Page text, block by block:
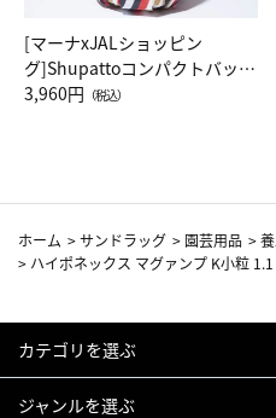
[マーナxJALショッピン
グ]Shupattoコンパクトバッグ
Drop JAL客室乗務員（LC）ス
3,960円 （税込）
ホーム >サンドラッグ > 園芸用品 >
> ハイポネックス マグァンプ K小粒
カテゴリを選ぶ
ジャンルを選ぶ